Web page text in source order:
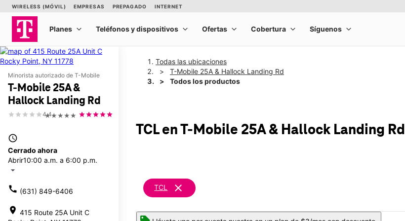
Minorista autorizado de T-Mobile
T-Mobile 25A &
Hallock Landing Rd
★★★★★
4.4
access_time
Cerrado ahora
Abrir10:00 a.m. a 6:00 p.m.
arrow_drop_down
call (631) 849-6406
location_on 415 Route 25A Unit C
Todas las ubicaciones
T-Mobile 25A & Hallock Landing Rd
Todos los productos
TCLen T-Mobile 25A & Hallock Landing Rd
TCL clear